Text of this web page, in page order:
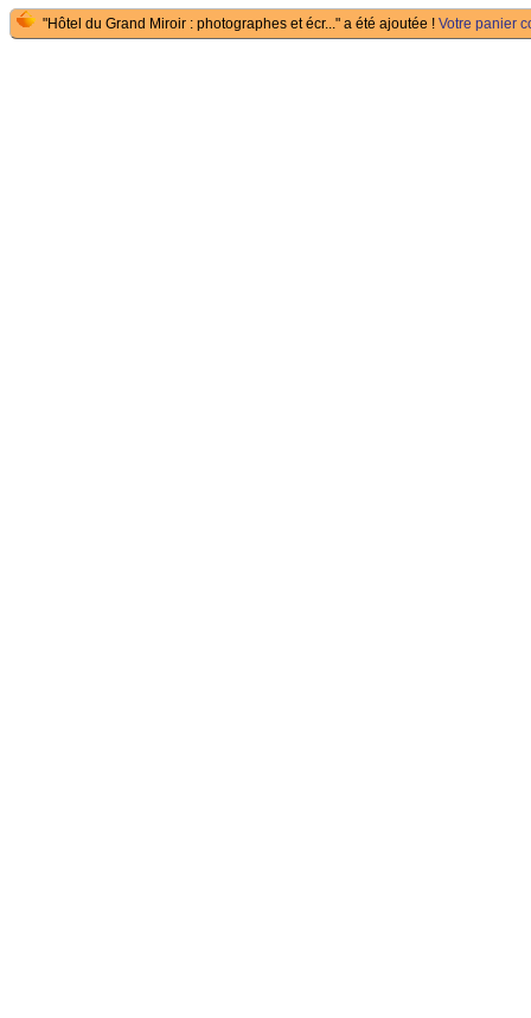
"Hôtel du Grand Miroir : photographes et écr..." a été ajoutée ! Votre panier